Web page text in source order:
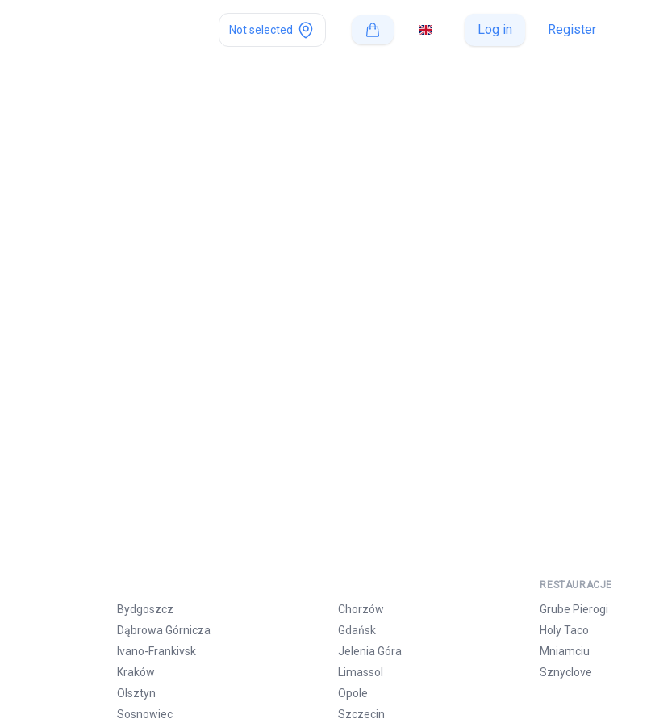
Not selected Log in Register
Bydgoszcz
Chorzów
Dąbrowa Górnicza
Gdańsk
Ivano-Frankivsk
Jelenia Góra
Kraków
Limassol
Olsztyn
Opole
Sosnowiec Szczecin
RESTAURACJE
Grube Pierogi
Holy Taco
Mniamciu
Sznyclove